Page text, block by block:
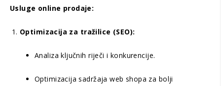
Usluge online prodaje:
Optimizacija za tražilice (SEO):
Analiza ključnih riječi i konkurencije.
Optimizacija sadržaja web shopa za bolji